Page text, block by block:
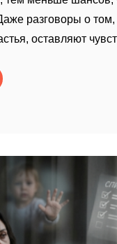
разговоры о том,
оставляют